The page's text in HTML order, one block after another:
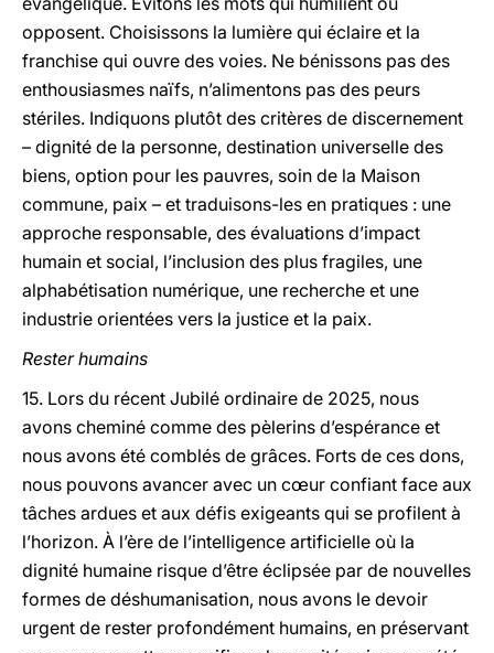
opposent. Choisissons la lumière qui éclaire et la
franchise qui ouvre des voies. Ne bénissons pas des
enthousiasmes naïfs, n’alimentons pas des peurs
stériles. Indiquons plutôt des critères de discernement
– dignité de la personne, destination universelle des
biens, option pour les pauvres, soin de la Maison
commune, paix – et traduisons-les en pratiques : une
approche responsable, des évaluations d’impact
humain et social, l’inclusion des plus fragiles, une
alphabétisation numérique, une recherche et une
industrie orientées vers la justice et la paix.
Rester humains
15. Lors du récent Jubilé ordinaire de 2025, nous
avons cheminé comme des pèlerins d’espérance et
nous avons été comblés de grâces. Forts de ces dons,
nous pouvons avancer avec un cœur confiant face aux
tâches ardues et aux défis exigeants qui se profilent à
l’horizon. À l’ère de l’intelligence artificielle où la
dignité humaine risque d’être éclipsée par de nouvelles
formes de déshumanisation, nous avons le devoir
urgent de rester profondément humains, en préservant